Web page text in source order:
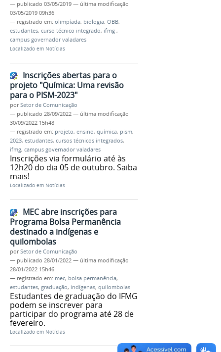
— publicado 03/05/2019 — última modificação
03/05/2019 09h36
— registrado em: olimpíada, biologia, OBB,
estudantes, curso técnico integrado, ifmg ,
campus governador valadares
Localizado em Notícias
Inscrições abertas para o
projeto "Química: Uma revisão
para o PISM-2023"
porSetor de Comunicação
— publicado 28/09/2022 — última modificação
30/09/2022 15h48
— registrado em: projeto, ensino, química, pism,
2023, estudantes, cursos técnicos integrados,
ifmg, campus governador valadares
Inscrições via formulário até às
12h20 do dia 05 de outubro. Saiba
mais!
Localizado em Notícias
MEC abre inscrições para
Programa Bolsa Permanência
destinado a indígenas e
quilombolas
porSetor de Comunicação
— publicado 28/01/2022 — última modificação
28/01/2022 15h46
— registrado em: mec, bolsa permanência,
estudantes, graduação, indígenas, quilombolas
Estudantes de graduação do IFMG
podem se inscrever para
participar do programa até 28 de
fevereiro.
Localizado em Notícias